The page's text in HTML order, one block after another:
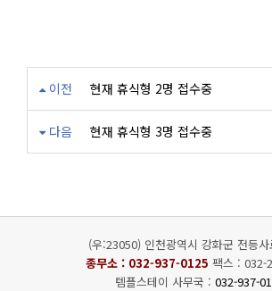
이전 현재 휴식형 2명 접수중
다음 현재 휴식형 3명 접수중
(우:23050) 인천광역시 강화군 전등
종무소 : 032-937-0125 팩스 : 032-
템플스테이 사무국 : 032-937-